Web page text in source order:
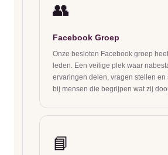
👥
Facebook Groep
Onze besloten Facebook groep
leden. Een veilige plek waar
ervaringen delen, vragen stellen en
bij mensen die begrijpen wat zij
📘